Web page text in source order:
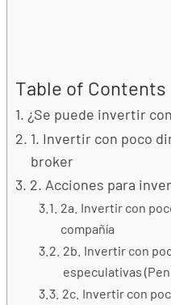
Table of Contents
¿Se puede invertir
1. Invertir con poco
broker
2. Acciones para
2a. Invertir con
compañía
2b. Invertir con
especulativas
2c. Invertir con